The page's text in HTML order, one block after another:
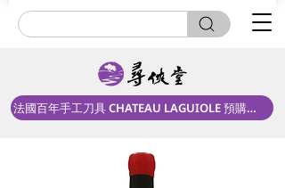
法國百年手工刀具 CHATEAU LAGUIOLE 預購中！